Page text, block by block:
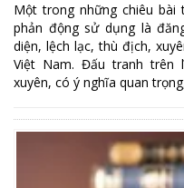
Một trong những chiêu
phản động sử dụng là
diện, lệch lạc, thù địch,
Việt Nam. Đấu tranh trên
xuyên, có ý nghĩa quan